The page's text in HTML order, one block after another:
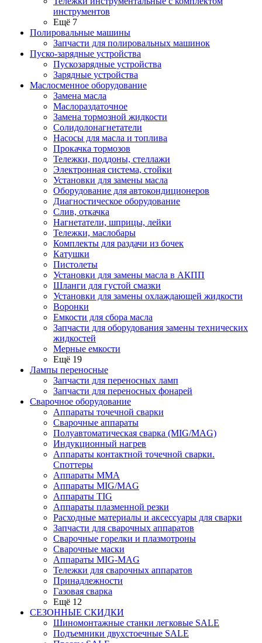
инструментов
Ещё 7
Полировальные машины
Запчасти для полировальных машинок
Пуско-зарядные устройства
Пускозарядные устройства
Зарядные устройства
Маслосменное оборудование
Замена масла
Маслораздаточное
Замена тормозной жидкости
Солидолонагнетатели
Насосы для масла и топлива
Прокачка тормозов
Тележки, поддоны, стеллажи
Электронная система, стойки
Установки для замены масла
Оборудование для автокондиционеров
Диагностическое оборудование
Слив, откачка
Нагнетатели, шприцы, лейки
Тележки, маслобары
Комплекты для раздачи из бочек
Катушки
Пистолеты
Установки для замены масла в АКПП
Шланги для густой смазки
Установки для замены охлаждающей жидкости
Воронки
Емкости для сбора масла
Запчасти для оборудования замены технических
жидкостей
Мерные емкости
Ещё 19
Лампы переносные
Запчасти для переносных ламп
Запчасти для переносных фонарей
Сварочное оборудование
Аппараты точечной сварки
Сварочные аппараты
Полуавтоматическая сварка (MIG/MAG)
Индукционный нагрев
Аппараты контактной точечной сварки.
Споттеры
Аппараты MMA
Аппараты MIG/MAG
Аппараты TIG
Аппараты плазменной резки
Расходные материалы и аксессуары для сварки
Запчасти для сварочных аппаратов
Сварочные горелки и плазмотроны
Сварочные маски
Аппараты MIG-MAG
Тележки для сварочных аппаратов
Принадлежности
Газовая сварка
Ещё 12
СЕЗОННЫЕ СКИДКИ
Шиномонтажные станки легковые SALE
Подъемники двухстоечные SALE